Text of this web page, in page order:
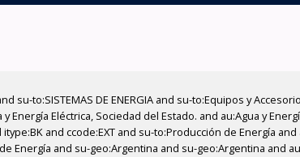
to:SISTEMAS DE ENERGIA and su-to:Equipos y
Eléctrica, Sociedad del Estado. and au:Agua y
and ccode:EXT and su-to:Producción de Energía and
Energía and su-geo:Argentina and su-geo:Argentina and